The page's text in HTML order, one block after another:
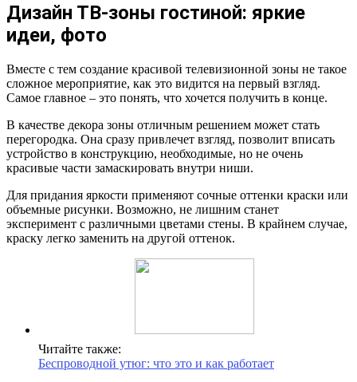
Дизайн ТВ-зоны гостиной: яркие
идеи, фото
Вместе с тем создание красивой телевизионной зоны не такое
сложное мероприятие, как это видится на первый взгляд.
Самое главное – это понять, что хочется получить в конце.
В качестве декора зоны отличным решением может стать
перегородка. Она сразу привлечет взгляд, позволит вписать
устройство в конструкцию, необходимые, но не очень
красивые части замаскировать внутри ниши.
Для придания яркости применяют сочные оттенки краски или
объемные рисунки. Возможно, не лишним станет
эксперимент с различными цветами стены. В крайнем случае,
краску легко заменить на другой оттенок.
Читайте также:
Беспроводной утюг: что это и как работает